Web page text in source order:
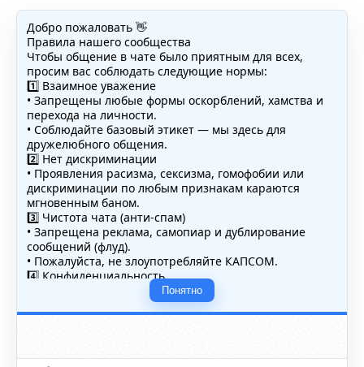
Добро пожаловать 👋
Правила нашего сообщества
Чтобы общение в чате было приятным для всех,
просим вас соблюдать следующие нормы:
1️⃣ Взаимное уважение
• Запрещены любые формы оскорблений, хамства и
перехода на личности.
• Соблюдайте базовый этикет — мы здесь для
дружелюбного общения.
2️⃣ Нет дискриминации
• Проявления расизма, сексизма, гомофобии или
дискриминации по любым признакам караются
мгновенным баном.
3️⃣ Чистота чата (анти-спам)
• Запрещена реклама, самопиар и дублирование
сообщений (флуд).
• Пожалуйста, не злоупотребляйте КАПСОМ.
4️⃣ Конфиденциальность
• Не публикуйте личные данные — свои или чужие
(телефоны, адреса, документы).
5️⃣ Уместность контента
насилию.
Понятно